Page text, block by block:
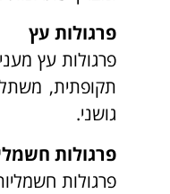
פרגולות עץ
פרגולות עץ
תקופתית,
גושני.
פרגולות
פרגולות